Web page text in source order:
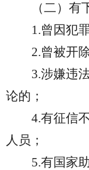
（二）
1.曾因犯
2.曾被开
3.涉嫌违
论的；
4.有征信
人员；
5.有国家